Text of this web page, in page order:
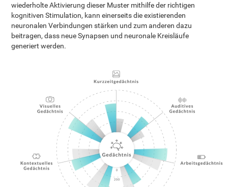
wiederholte Aktivierung dieser Muster mithilfe der richtigen
kognitiven Stimulation, kann einerseits die existierenden
neuronalen Verbindungen stärken und zum anderen dazu
beitragen, dass neue Synapsen und neuronale Kreisläufe
generiert werden.